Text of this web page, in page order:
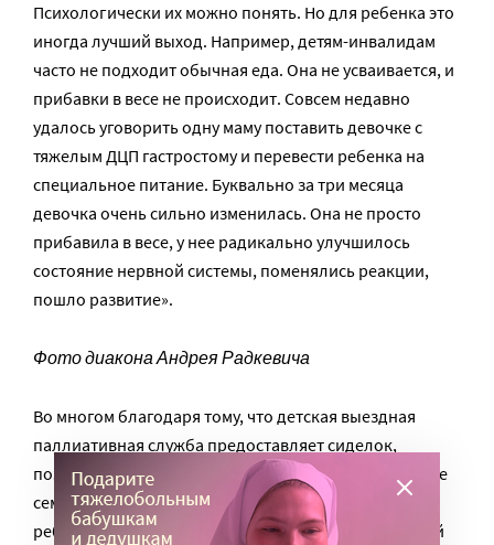
Психологически их можно понять. Но для ребенка это
иногда лучший выход. Например, детям-инвалидам
часто не подходит обычная еда. Она не усваивается, и
прибавки в весе не происходит. Совсем недавно
удалось уговорить одну маму поставить девочке с
тяжелым ДЦП гастростому и перевести ребенка на
специальное питание. Буквально за три месяца
девочка очень сильно изменилась. Она не просто
прибавила в весе, у нее радикально улучшилось
состояние нервной системы, поменялись реакции,
пошло развитие».
Фото диакона Андрея Радкевича
Во многом благодаря тому, что детская выездная
паллиативная служба предоставляет сиделок,
позволяя немного разгрузить родителей, некоторые
семьи подопечных решаются на рождение второго
ребенка – это очень трудное решение. За последний